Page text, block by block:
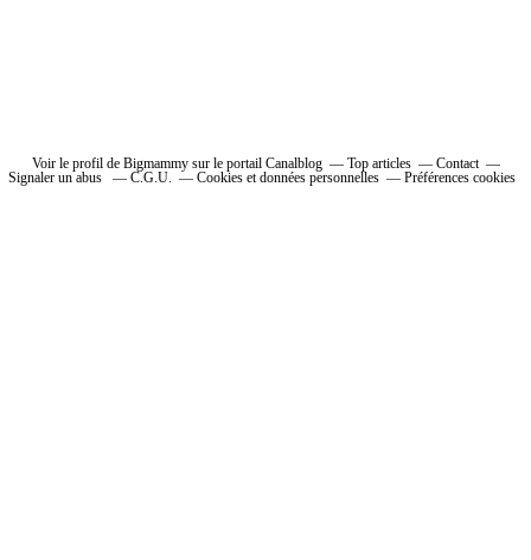
Voir le profil de Bigmammy sur le portail Canalblog Top articles
Contact
Signaler un abus
C.G.U. Cookies et données personnelles Préférences cookies